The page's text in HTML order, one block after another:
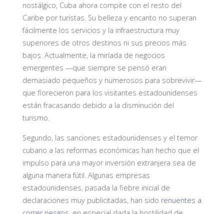
nostálgico, Cuba ahora compite con el resto del
Caribe por turistas. Su belleza y encanto no superan
fácilmente los servicios y la infraestructura muy
superiores de otros destinos ni sus precios más
bajos. Actualmente, la miríada de negocios
emergentes —que siempre se pensó eran
demasiado pequeños y numerosos para sobrevivir—
que florecieron para los visitantes estadounidenses
están fracasando debido a la disminución del
turismo.
Segundo, las sanciones estadounidenses y el temor
cubano a las reformas económicas han hecho que el
impulso para una mayor inversión extranjera sea de
alguna manera fútil. Algunas empresas
estadounidenses, pasada la fiebre inicial de
declaraciones muy publicitadas, han sido renuentes a